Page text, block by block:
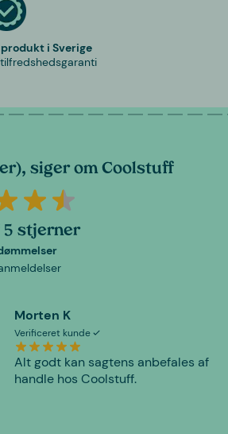
i Sverige
siger om Coolstuff
5 stjerner
Morten K
Verificeret kunde
Alt godt kan sagtens anbefales af
handle hos Coolstuff.